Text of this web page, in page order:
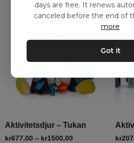
Aktivitetsdjur – Tukan
kr677,00 – kr1500,00 kr
days are free. It renews
canceled before the end of
more
Got it